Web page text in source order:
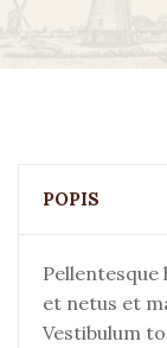
POPIS
et netus et
Vestibulum